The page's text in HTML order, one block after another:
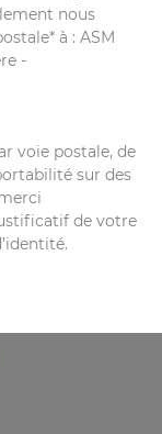
nous
à : ASM
-
voie postale, de
sur des
de votre